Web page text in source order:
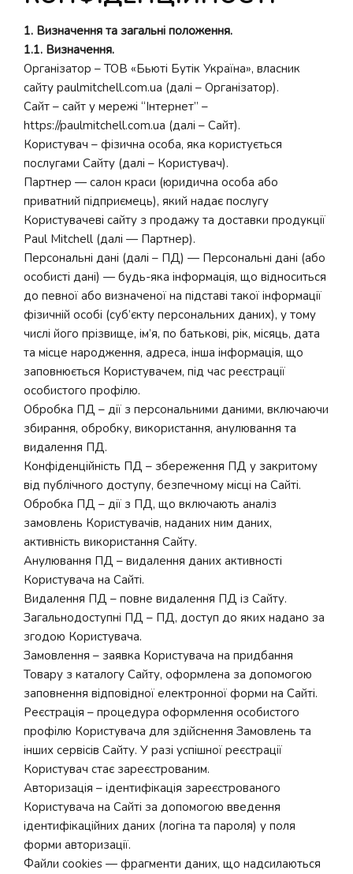
1. Визначення та загальні положення.
1.1. Визначення.
Організатор – ТОВ «Бьюті Бутік Україна», власник
сайту paulmitchell.com.ua (далі – Організатор).
Сайт – сайт у мережі “Інтернет” –
https://paulmitchell.com.ua (далі – Сайт).
Користувач – фізична особа, яка користується
послугами Сайту (далі – Користувач).
Партнер — салон краси (юридична особа або
приватний підприємець), який надає послугу
Користувачеві сайту з продажу та доставки продукції
Paul Mitchell (далі — Партнер).
Персональні дані (далі – ПД) — Персональні дані (або
особисті дані) — будь-яка інформація, що відноситься
до певної або визначеної на підставі такої інформації
фізичній особі (суб’єкту персональних даних), у тому
числі його прізвище, ім’я, по батькові, рік, місяць, дата
та місце народження, адреса, інша інформація, що
заповнюється Користувачем, під час реєстрації
особистого профілю.
Обробка ПД – дії з персональними даними, включаючи
збирання, обробку, використання, анулювання та
видалення ПД.
Конфіденційність ПД – збереження ПД у закритому
від публічного доступу, безпечному місці на Сайті.
Обробка ПД – дії з ПД, що включають аналіз
замовлень Користувачів, наданих ним даних,
активність використання Сайту.
Анулювання ПД – видалення даних активності
Користувача на Сайті.
Видалення ПД – повне видалення ПД із Сайту.
Загальнодоступні ПД – ПД, доступ до яких надано за
згодою Користувача.
Замовлення – заявка Користувача на придбання
Товару з каталогу Сайту, оформлена за допомогою
заповнення відповідної електронної форми на Сайті.
Реєстрація – процедура оформлення особистого
профілю Користувача для здійснення Замовлень та
інших сервісів Сайту. У разі успішної реєстрації
Користувач стає зареєстрованим.
Авторизація – ідентифікація зареєстрованого
Користувача на Сайті за допомогою введення
ідентифікаційних даних (логіна та пароля) у поля
форми авторизації.
Файли cookies — фрагменти даних, що надсилаються